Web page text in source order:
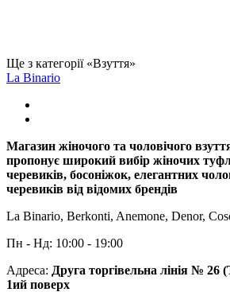
Ще з категорії «Взуття»
La Binario
Магазин жіночого та чоловічого
пропонує широкий вибір жіночих
черевиків, босоніжок, елегантних
черевиків від відомих брендів
La Binario, Berkonti, Anemone, Denor,
Пн - Нд: 10:00 - 19:00
Адреса: Друга торгівельна лінія №
1ий поверх